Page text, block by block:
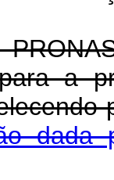
a
dada